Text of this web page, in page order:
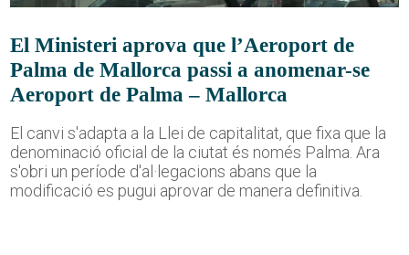
El Ministeri aprova que l’Aeroport de
Palma de Mallorca passi a anomenar-se
Aeroport de Palma – Mallorca
El canvi s'adapta a la Llei de capitalitat, que fixa que la
denominació oficial de la ciutat és només Palma. Ara
s'obri un període d'al·legacions abans que la
modificació es pugui aprovar de manera definitiva.